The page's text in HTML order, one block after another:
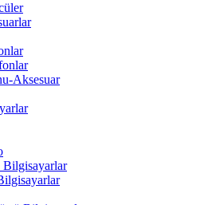
Aksesuar